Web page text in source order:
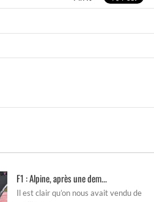
F1 : Alpine, après une dem...
Il est clair qu’on nous avait vendu de